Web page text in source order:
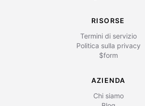
RISORSE
Termini di servizio
Politica sulla privacy
$form
AZIENDA
Chi siamo